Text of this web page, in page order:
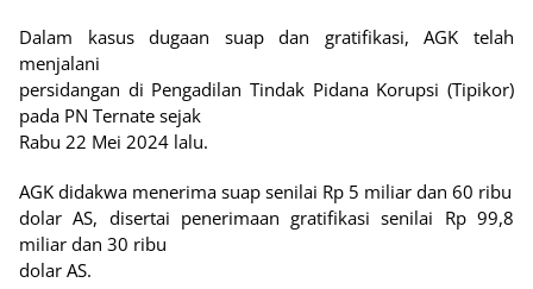
Dalam kasus dugaan suap dan gratifikasi, AGK telah
menjalani
persidangan di Pengadilan Tindak Pidana Korupsi (Tipikor)
pada PN Ternate sejak
Rabu 22 Mei 2024 lalu.
AGK didakwa menerima suap senilai Rp 5 miliar dan 60 ribu
dolar AS, disertai penerimaan gratifikasi senilai Rp 99,8
miliar dan 30 ribu
dolar AS.